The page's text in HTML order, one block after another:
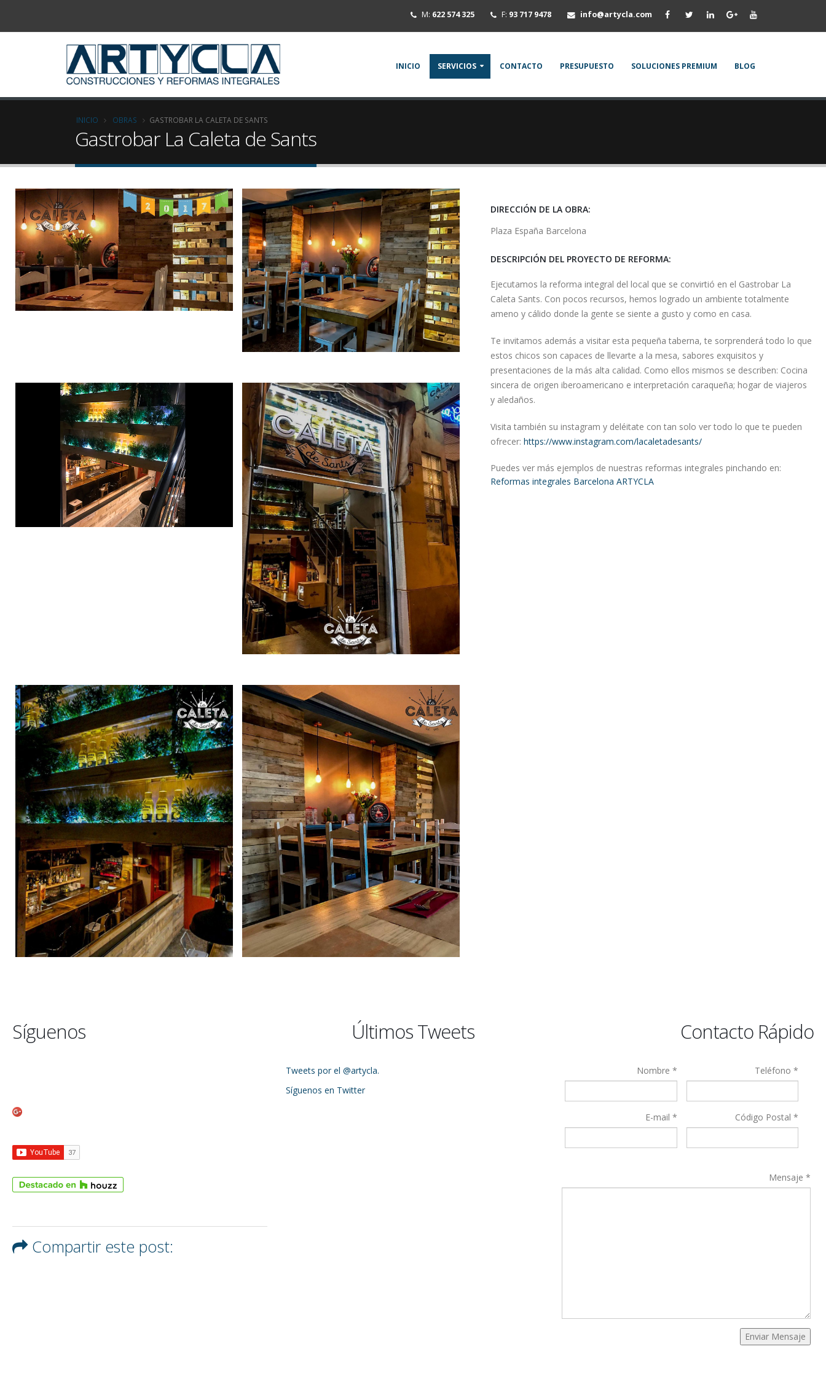
M: 622 574 325 F: 93 717 9478 info@artycla.com
INICIO SERVICIOS CONTACTO PRESUPUESTO SOLUCIONES PREMIUM BLOG
INICIO OBRAS GASTROBAR LA CALETA DE SANTS
Gastrobar La Caleta de Sants
DIRECCIÓN DE LA OBRA:
Plaza España Barcelona
DESCRIPCIÓN DEL PROYECTO DE REFORMA:
Ejecutamos la reforma integral del local que se convirtió en el Gastrobar La
Caleta Sants. Con pocos recursos, hemos logrado un ambiente totalmente
ameno y cálido donde la gente se siente a gusto y como en casa.
Te invitamos además a visitar esta pequeña taberna, te sorprenderá todo lo que
estos chicos son capaces de llevarte a la mesa, sabores exquisitos y
presentaciones de la más alta calidad. Como ellos mismos se describen: Cocina
sincera de origen iberoamericano e interpretación caraqueña; hogar de viajeros
y aledaños.
Visita también su instagram y deléitate con tan solo ver todo lo que te pueden
ofrecer:https://www.instagram.com/lacaletadesants/
Puedes ver más ejemplos de nuestras reformas integrales pinchando en:
Reformas integrales Barcelona ARTYCLA
Síguenos
Compartir este post:
Últimos Tweets
Tweets por el @artycla.
Síguenos en Twitter
Contacto Rápido
Nombre * Teléfono *
E-mail * Código Postal *
Mensaje *